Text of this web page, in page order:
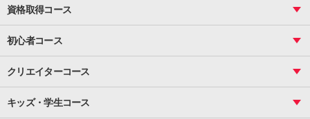
関数
ピボットテーブル
マクロ
資料作成（基礎）
資料作成（応用）
図面作成（基礎）
図面作成（応用）
資格取得コース
VBAエキスパート
ビジネス統計
CS
サーティファイ
初心者コース
案内文書・レター・はがき・POP作成
インターネット活用
クリエイターコース
基礎
応用
キッズ・学生コース